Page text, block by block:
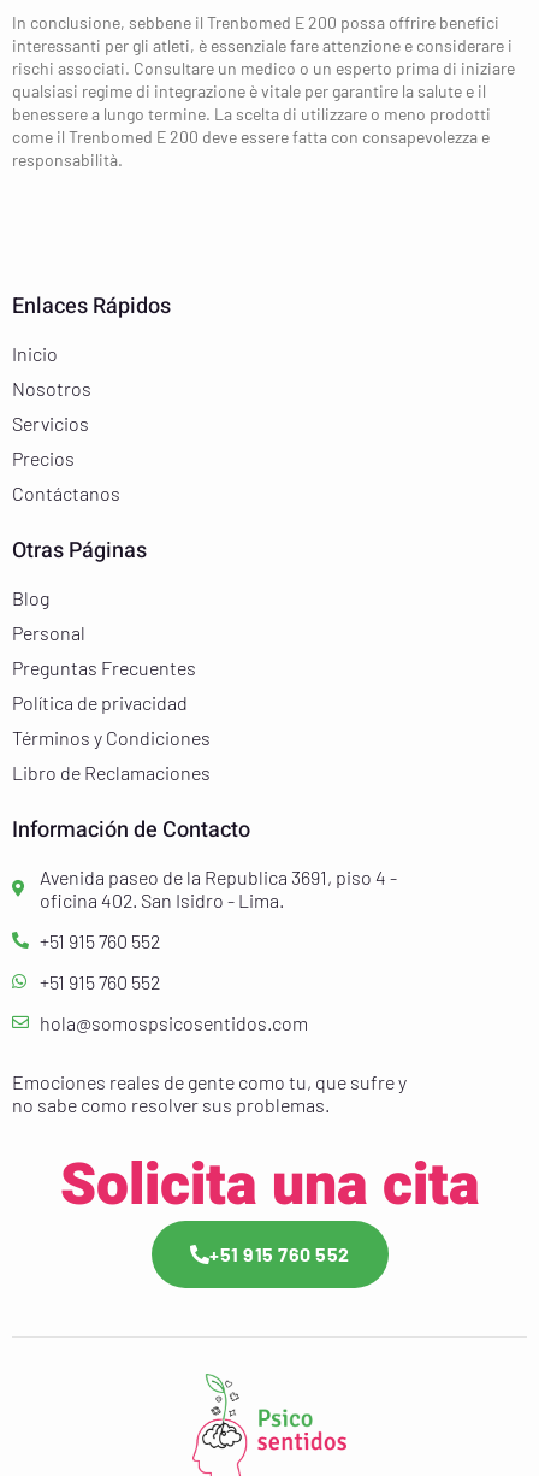
In conclusione, sebbene il Trenbomed E 200 possa offrire benefici
interessanti per gli atleti, è essenziale fare attenzione e considerare i
rischi associati. Consultare un medico o un esperto prima di iniziare
qualsiasi regime di integrazione è vitale per garantire la salute e il
benessere a lungo termine. La scelta di utilizzare o meno prodotti
come il Trenbomed E 200 deve essere fatta con consapevolezza e
responsabilità.
Enlaces Rápidos
Inicio
Nosotros
Servicios
Precios
Contáctanos
Otras Páginas
Blog
Personal
Preguntas Frecuentes
Política de privacidad
Términos y Condiciones
Libro de Reclamaciones
Información de Contacto
Avenida paseo de la Republica 3691, piso 4 -
oficina 402. San Isidro - Lima.
+51 915 760 552
+51 915 760 552
hola@somospsicosentidos.com
Emociones reales de gente como tu, que sufre y
no sabe como resolver sus problemas.
Solicita una cita
+51 915 760 552